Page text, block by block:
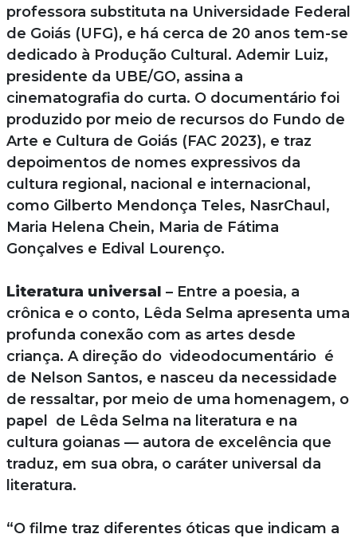
professora substituta na Universidade Federal
de Goiás (UFG), e há cerca de 20 anos tem-se
dedicado à Produção Cultural. Ademir Luiz,
presidente da UBE/GO, assina a
cinematografia do curta. O documentário foi
produzido por meio de recursos do Fundo de
Arte e Cultura de Goiás (FAC 2023), e traz
depoimentos de nomes expressivos da
cultura regional, nacional e internacional,
como Gilberto Mendonça Teles, NasrChaul,
Maria Helena Chein, Maria de Fátima
Gonçalves e Edival Lourenço.
Literatura universal – Entre a poesia, a
crônica e o conto, Lêda Selma apresenta uma
profunda conexão com as artes desde
criança. A direção do videodocumentário é
de Nelson Santos, e nasceu da necessidade
de ressaltar, por meio de uma homenagem, o
papel de Lêda Selma na literatura e na
cultura goianas — autora de excelência que
traduz, em sua obra, o caráter universal da
literatura.
“O filme traz diferentes óticas que indicam a